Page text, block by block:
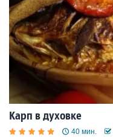
Карп в духовке
40 мин.